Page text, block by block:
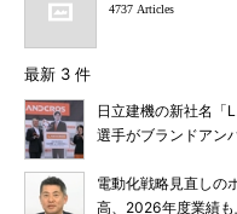
4737 Articles
最新 3 件
日立建機の新社名「
選手がブランドアン
電動化戦略見直しの
高、2026年度業績も